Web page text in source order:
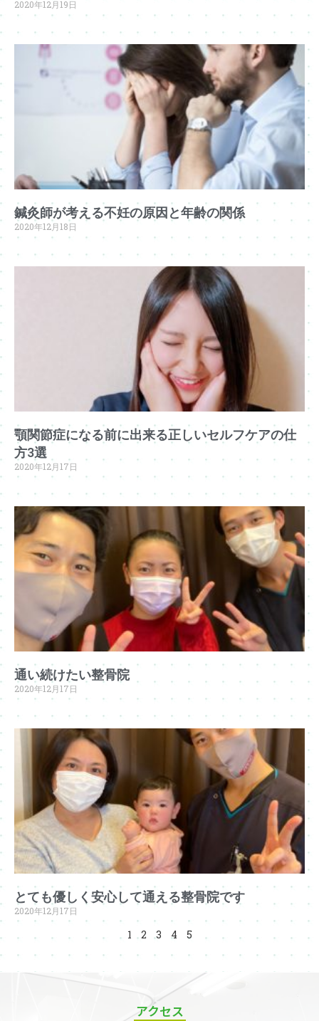
2020年12月19日
鍼灸師が考える不妊の原因と年齢の関係
2020年12月18日
顎関節症になる前に出来る正しいセルフケアの仕
方3選
2020年12月17日
通い続けたい整骨院
2020年12月17日
とても優しく安心して通える整骨院です
2020年12月17日
1 2 3 4 5
アクセス